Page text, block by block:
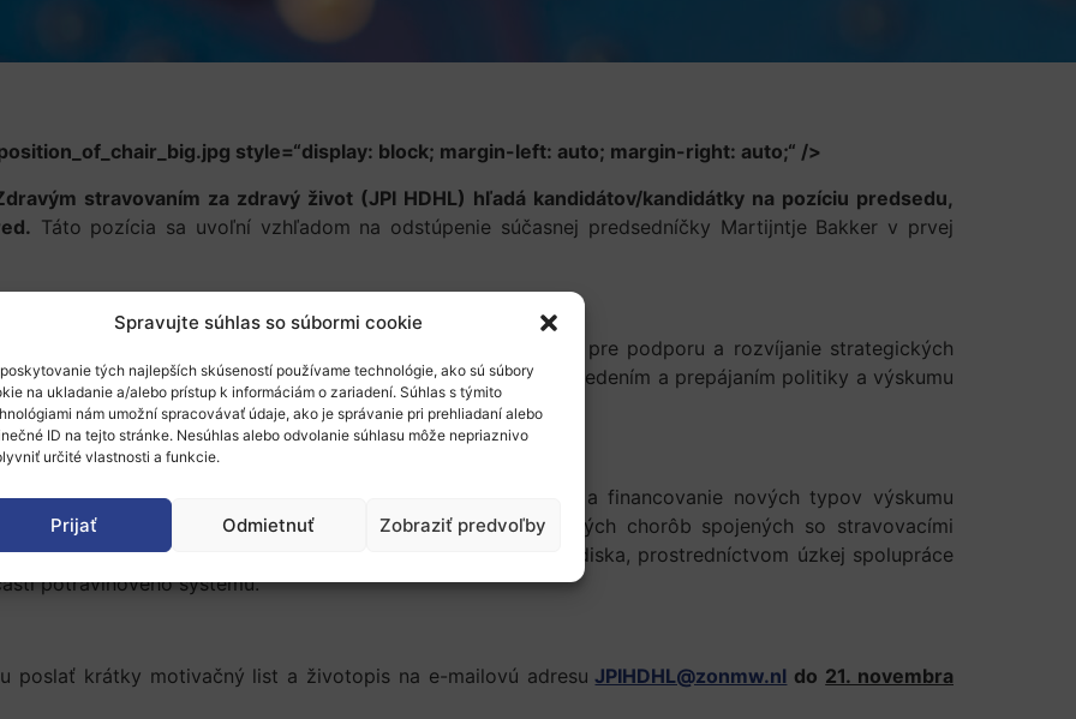
Spravujte súhlas so súbormi cookie
tých najlepších skúseností používame technológie, ako sú súbory
na ukladanie a/alebo prístup k informáciám o zariadení. Súhlas s týmito
nám umožní spracovávať údaje, ako je správanie pri prehliadaní alebo
ID na tejto stránke. Nesúhlas alebo odvolanie súhlasu môže nepriaznivo
určité vlastnosti a funkcie.
Prijať Odmietnuť Zobraziť predvoľby
style=“display: block; margin-left: auto; margin-right: auto;“ />
stravovaním za zdravý život (JPI HDHL) hľadá kandidátov/kandidátky na pozíciu predsedu,
Táto pozícia sa uvoľní vzhľadom na odstúpenie súčasnej predsedníčky Martijntje Bakker v prvej
riadiaceho výboru, rolu ambasádora pre JPI HDHL a pre podporu a rozvíjanie strategických
o výživu a výskum zdravia, mali by mať skúsenosti s vedením a prepájaním politiky a výskumu
a dôveru.
krajín, s cieľom zosúladiť tvorbu výskumných programov a financovanie nových typov výskumu
slúžiacej na prevenciu alebo minimalizovanie chronických chorôb spojených so stravovacími
zdravú stravu a zároveň adresuje tému zo systémového hľadiska, prostredníctvom úzkej spolupráce
potravinového systému.
poslať krátky motivačný list a životopis na e-mailovú adresu JPIHDHL@zonmw.nl do 21. novembra